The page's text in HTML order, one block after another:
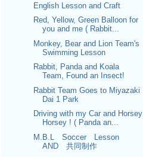
English Lesson and Craft
Red, Yellow, Green Balloon for
you and me ( Rabbit...
Monkey, Bear and Lion Team's
Swimming Lesson
Rabbit, Panda and Koala
Team, Found an Insect!
Rabbit Team Goes to Miyazaki
Dai 1 Park
Driving with my Car and Horsey
Horsey ! ( Panda an...
M.B.L Soccer Lesson
AND 共同制作